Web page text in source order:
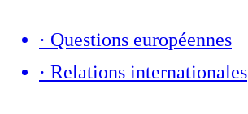
· Questions européennes
· Relations internationales